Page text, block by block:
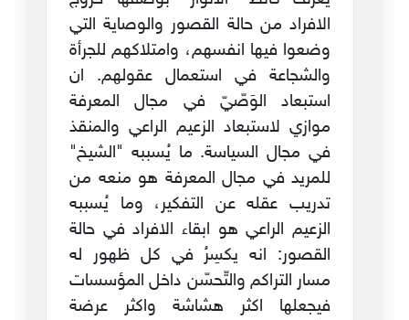
الافراد من حالة القصور والوصاية التي
وضعوا فيها انفسهم، وامتلاكهم للجرأة
والشجاعة في استعمال عقولهم. ان
استبعاد الوَصّيّ في مجال المعرفة
موازي لاستبعاد الزعيم الراعي والمنقذ
في مجال السياسة. ما يُسببه "الشيخ"
للمريد في مجال المعرفة هو منعه من
تدريب عقله عن التفكير، وما يُسببه
الزعيم الراعي هو ابقاء الافراد في حالة
القصور: انه يكسِرُ في كل ظهور له
مسار التراكم والتّحسّن داخل المؤسسات
فيجعلها اكثر هشاشة واكثر عرضة